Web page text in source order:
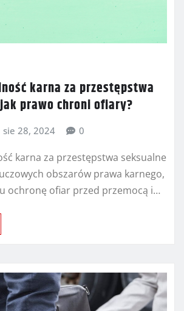
karna za przestępstwa
prawo chroni ofiary?
sie 28, 2024 0
karna za przestępstwa seksualne
obszarów prawa karnego,
ochronę ofiar przed przemocą i…